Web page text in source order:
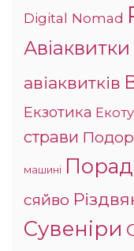
Digital Nomad
Авіаквитки
авіаквитків
Екзотика
страви
машині
сяйво
Сувеніри